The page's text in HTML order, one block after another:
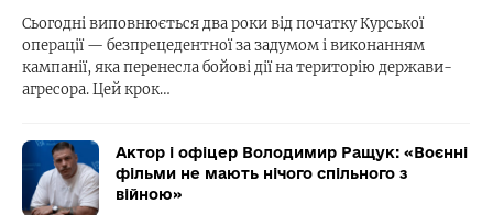
Сьогодні виповнюється два роки від початку Курської
операції — безпрецедентної за задумом і виконанням
кампанії, яка перенесла бойові дії на територію держави-
агресора. Цей крок…
Актор і офіцер Володимир Ращук: «Воєнні
фільми не мають нічого спільного з
війною»